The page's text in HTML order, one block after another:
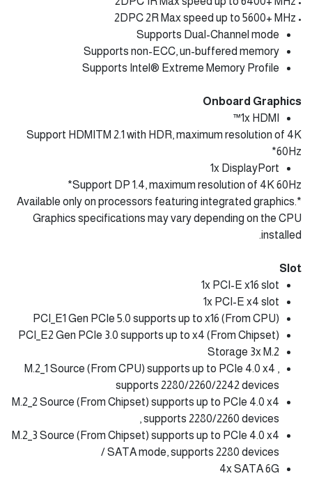
• 2DPC 2R Max speed up to 5600+ MHz
Supports Dual-Channel mode
Supports non-ECC, un-buffered memory
Supports Intel® Extreme Memory Profile
Onboard Graphics
1x HDMI™
Support HDMITM 2.1 with HDR, maximum resolution of 4K
60Hz*
1x DisplayPort
Support DP 1.4, maximum resolution of 4K 60Hz*
*Available only on processors featuring integrated graphics.
Graphics specifications may vary depending on the CPU
installed.
Slot
1x PCI-E x16 slot
1x PCI-E x4 slot
PCI_E1 Gen PCIe 5.0 supports up to x16 (From CPU)
PCI_E2 Gen PCIe 3.0 supports up to x4 (From Chipset)
Storage 3x M.2
M.2_1 Source (From CPU) supports up to PCIe 4.0 x4 ,
supports 2280/2260/2242 devices
M.2_2 Source (From Chipset) supports up to PCIe 4.0 x4
, supports 2280/2260 devices
M.2_3 Source (From Chipset) supports up to PCIe 4.0 x4
/ SATA mode, supports 2280 devices
4x SATA 6G